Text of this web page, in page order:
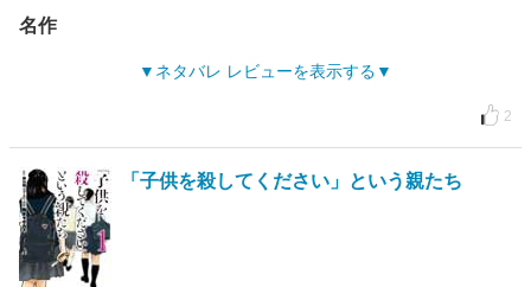
名作
ネタバレ レビューを表示する
2
「子供を殺してください」という親たち